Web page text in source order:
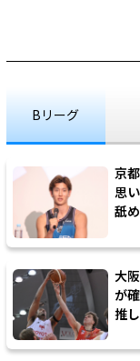
Bリーグ
京
思
舐
大
が
推